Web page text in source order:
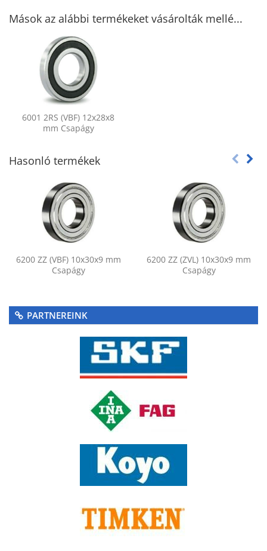
Mások az alábbi termékeket vásárolták mellé...
6001 2RS (VBF) 12x28x8
mm Csapágy
Hasonló termékek
6200 ZZ (VBF) 10x30x9 mm
Csapágy
6200 ZZ (ZVL) 10x30x9 mm
Csapágy
PARTNEREINK